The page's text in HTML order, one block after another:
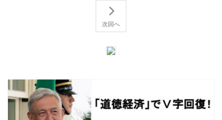
次回へ